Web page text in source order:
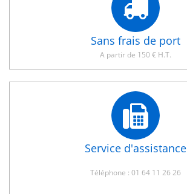
Sans frais de port
A partir de 150 € H.T.
Service d'assistance
Téléphone : 01 64 11 26 26